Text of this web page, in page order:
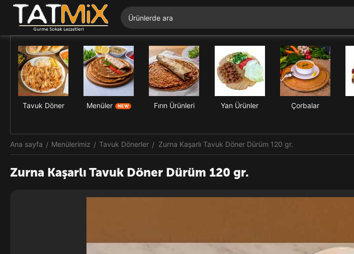
Tavuk Döner Menüler NEW Fırın Ürünleri Yan Ürünler Çorbalar
Ana sayfa / Menülerimiz / Tavuk Dönerler / Zurna Kaşarlı Tavuk Döner Dürüm 120 gr.
Zurna Kaşarlı Tavuk Döner Dürüm 120 gr.